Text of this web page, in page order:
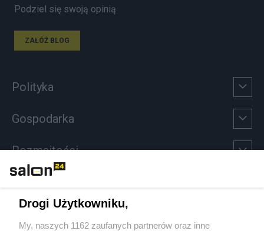
Podziel się swoją opinią
ZAŁÓŻ BLOG
Polityka
Gospodarka
Rozmaitości
Sport
Drogi Użytkowniku,
My, naszych 1162 zaufanych partnerów oraz inne